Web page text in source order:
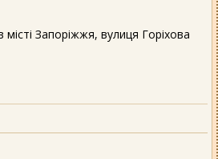
Запоріжжя, вулиця Горіхова